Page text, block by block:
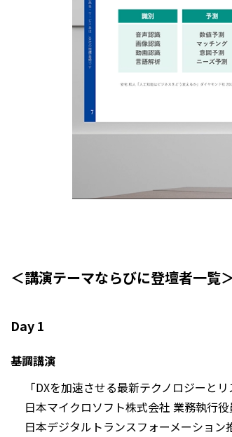
＜講演テーマならびに登壇者一覧
Day 1
基調講演
「DXを加速させる最新テクノロジーとリ
日本マイクロソフト株式会社 業務執行
日本デジタルトランスフォーメーション